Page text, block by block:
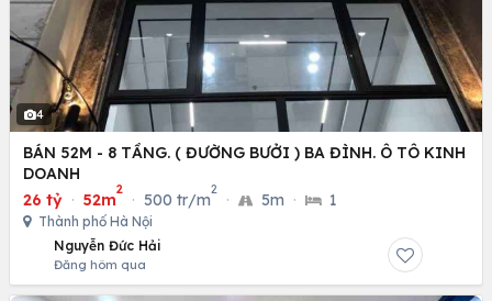
4
BÁN 52M - 8 TẦNG. ( ĐƯỜNG BƯỞI ) BA ĐÌNH. Ô TÔ KINH
DOANH
26 tỷ · 52m
2
· 500 tr/m
2
· 5m · 1
Thành phố Hà Nội
Nguyễn Đức Hải
Đăng hôm qua